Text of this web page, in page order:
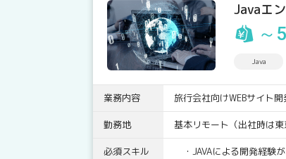
Javaエ
～
Java
業務内容 旅行会社向けWEBサイト
勤務地 基本リモート（出社時は東
必須スキル
・JAVAによる開発経験